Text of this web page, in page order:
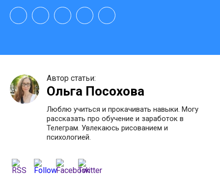
Автор статьи:
Ольга Посохова
Люблю учиться и прокачивать навыки. Могу
рассказать про обучение и заработок в
Телеграм. Увлекаюсь рисованием и
психологией.